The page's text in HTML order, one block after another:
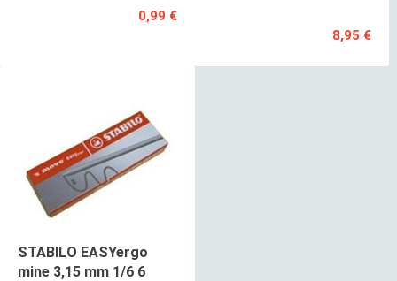
0,99 €
8,95 €
STABILO EASYergo
mine 3,15 mm 1/6 6